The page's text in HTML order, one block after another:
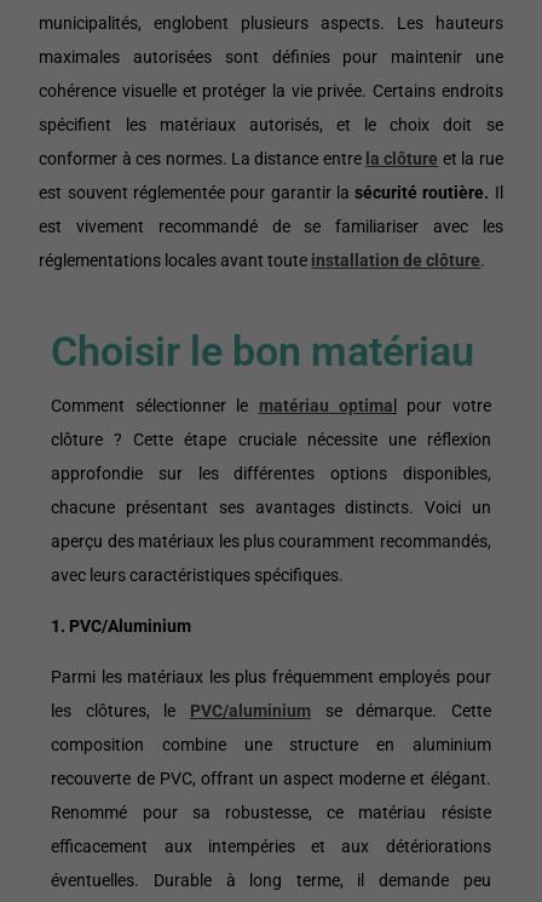
municipalités, englobent plusieurs aspects. Les hauteurs
maximales autorisées sont définies pour maintenir une
cohérence visuelle et protéger la vie privée. Certains endroits
spécifient les matériaux autorisés, et le choix doit se
conformer à ces normes. La distance entre la clôture et la rue
est souvent réglementée pour garantir lasécurité routière. Il
est vivement recommandé de se familiariser avec les
réglementations locales avant toute installation de clôture.
Choisir le bon matériau
Comment sélectionner le matériau optima
pour votre
clôture ? Cette étape cruciale nécessite une réflexion
approfondie sur les différentes options disponibles,
chacune présentant ses avantages distincts. Voici un
aperçu des matériaux les plus couramment recommandés,
avec leurs caractéristiques spécifiques.
1. PVC/Aluminium
Parmi les matériaux les plus fréquemment employés pour
les clôtures, le PVC/aluminium se démarque. Cette
composition combine une structure en aluminium
recouverte de PVC, offrant un aspect moderne et élégant.
Renommé pour sa robustesse, ce matériau résiste
efficacement aux intempéries et aux détériorations
éventuelles. Durable à long terme, il demande peu